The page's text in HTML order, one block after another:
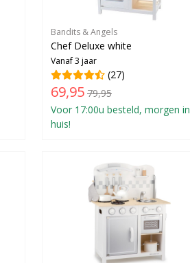
Bandits & Angels
Chef Deluxe white
Vanaf 3 jaar
(27)
69,95 79,95
Voor 17:00u besteld, morgen in
huis!